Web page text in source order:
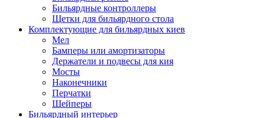
Бильярдные контроллеры
Щетки для бильярдного стола
Комплектующие для бильярдных киев
Мел
Бамперы или амортизаторы
Держатели и подвесы для кия
Мосты
Наконечники
Перчатки
Шейперы
Бильярдный интерьер